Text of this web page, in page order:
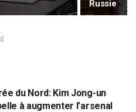
Russie
du Nord: Kim Jong-un
à augmenter l’arsenal